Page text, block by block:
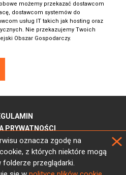
możemy przekazać dostawcom
dostawcom systemów do
usług IT takich jak hosting oraz
Nie przekazujemy Twoich
Obszar Gospodarczy.
PRYWATNOŚCI
oznacza zgodę na
z których niektóre mogą
folderze przeglądarki.